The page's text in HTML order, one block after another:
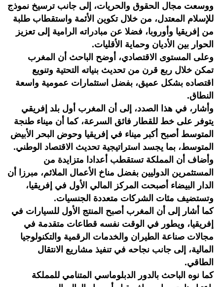
ووسعت مجال الحقوق والحريات، إلى جانب ترسيخ نموذج
للإسلام المعتدل، من خلال تكوين الأئمة واستقطاب طلبة
من إفريقيا وأوروبا، فضلا عن مبادراته الرامية إلى تعزيز
الحوار بين الأديان وحماية الأقليات.
وعلى المستوى الاقتصادي، أوضح الباحث أن المغرب
تمكن خلال ربع قرن من تحديث بنياته التحتية وتنويع
اقتصاده بشكل عميق، بفضل استثمارات عمومية واسعة
النطاق.
وأشار، في هذا الصدد، إلى أن المغرب أول بلد إفريقي
يتوفر على خط للقطار فائق السرعة، كما أن ميناء طنجة
المتوسط أصبح أكبر ميناء في إفريقيا وحوض البحر الأبيض
المتوسط، بما يجسد استراتيجية تحديث الاقتصاد الوطني.
وأضاف أن المملكة تستقطب أعدادا متزايدة من
المستثمرين الدوليين بفضل مناخ الأعمال الملائم، مبرزا أن
الدار البيضاء أصبحت المركز المالي الأول في إفريقيا،
وتستضيف مئات الشركات متعددة الجنسيات.
كما أشار إلى أن المغرب أصبح المنتج الأول للسيارات في
إفريقيا، ويطور في الوقت نفسه قطاعات متقدمة في
مجالات صناعة الطيران والخدمات الرقمية والتكنولوجيا
المالية، إلى جانب نجاحه في تنفيذ مشاريع الانتقال
الطاقي.
كما نوه الباحث بالدور الدبلوماسي المتنامي للمملكة